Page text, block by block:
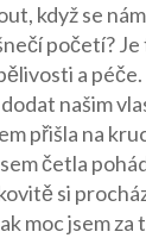
když se
početí?
a
našim
přišla na
četla
si
moc jsem za